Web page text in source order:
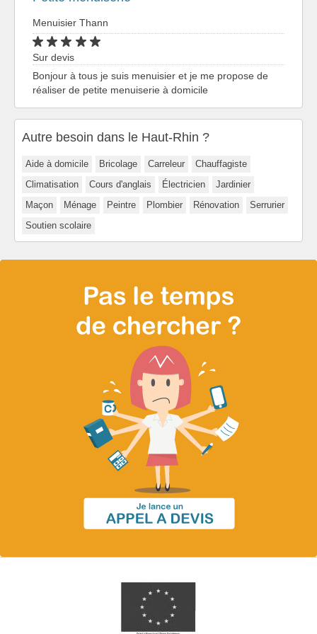
Menuisier Thann
Sur devis
Bonjour à tous je suis menuisier et je me propose de
réaliser de petite menuiserie à domicile
Autre besoin dans le Haut-Rhin ?
Aide à domicile Bricolage Carreleur
Chauffagiste
Climatisation
Cours d'anglais Électricien
Jardinier
Maçon
Ménage Peintre Plombier Rénovation
Serrurier
Soutien scolaire